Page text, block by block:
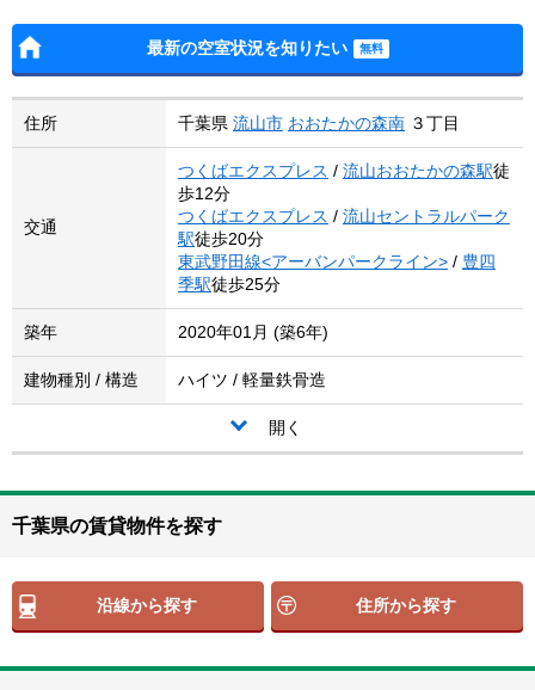
最新の空室状況を知りたい
住所 千葉県 流山市 おおたかの森南 ３丁目
交通
つくばエクスプレス / 流山おおたかの森駅徒
歩12分
つくばエクスプレス / 流山セントラルパーク
駅徒歩20分
東武野田線<アーバンパークライン> / 豊四
季駅徒歩25分
築年 2020年01月 (築6年)
建物種別 / 構造 ハイツ / 軽量鉄骨造
開く
千葉県の賃貸物件を探す
沿線から探す 住所から探す